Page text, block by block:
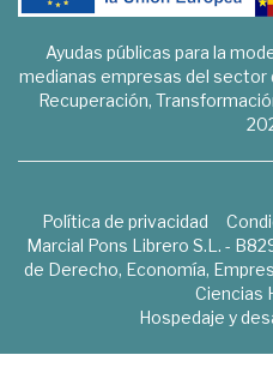
Ayudas públicas para la
medianas empresas del sector
Recuperación,
Política de privacidad
Marcial Pons Librero S.L. -
de Derecho, Economía,
Ciencias
Hospedaje y